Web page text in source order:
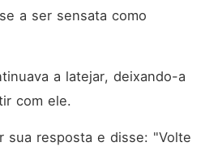
a ser sensata como
a latejar, deixando-a
com ele.
sua resposta e disse: "Volte